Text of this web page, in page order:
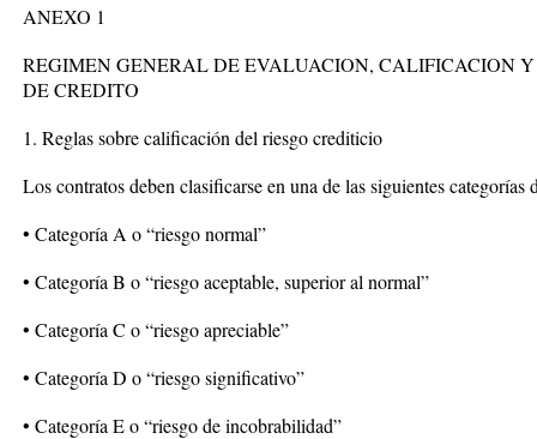
ANEXO 1
REGIMEN GENERAL DE EVALUACION, CALIFICACION
DE CREDITO
1. Reglas sobre calificación del riesgo crediticio
Los contratos deben clasificarse en una de las siguientes categorías
• Categoría A o “riesgo normal”
• Categoría B o “riesgo aceptable, superior al normal”
• Categoría C o “riesgo apreciable”
• Categoría D o “riesgo significativo”
• Categoría E o “riesgo de incobrabilidad”